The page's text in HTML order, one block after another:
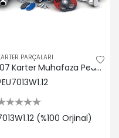
PARÇALARI
107 Karter Muhafaza Peugeot 7013W1.12
(%100 Orjinal)